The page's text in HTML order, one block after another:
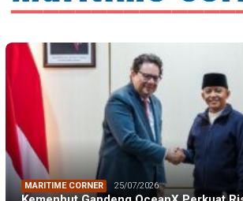
MARITIME CORNER 25/07/2026